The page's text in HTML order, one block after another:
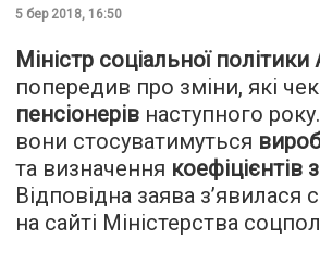
5 бер 2018, 16:50
Міністр соціальної
попередив про зміни, які
пенсіонерів наступного
вони стосуватимуться
та визначення коефіцієнтів
Відповідна заява з’явилася
на сайті Міністерства